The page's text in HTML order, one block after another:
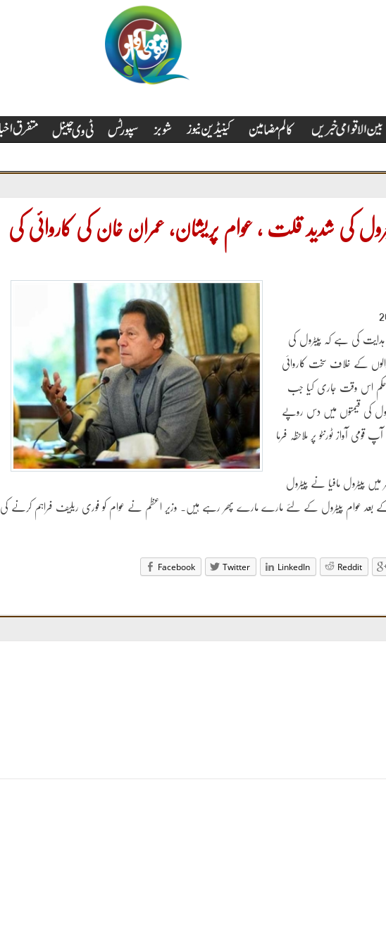
کی شدید قلت ، عوام پریشان، عمران خان کی کاروائی کی
کی ہے کہ پیٹرول کی
کے خلاف سخت کاروائی
اس وقت جاری کیا جب
کی قیمتوں میں دس روپے
آواز ٹورنٹو پر ملاحظہ فرما
پیٹرول مافیا نے پیٹرول
بعد عوام پیٹرول کے لئے مارے مارے پھر رہے ہیں۔ وزیر اعظم نے عوام کو فوری ریلیف فراہم کرنے کی
Facebook Twitter LinkedIn Reddit